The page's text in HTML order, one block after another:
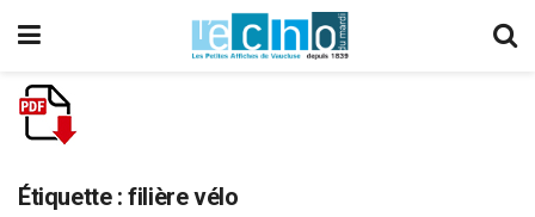
Étiquette :filière vélo